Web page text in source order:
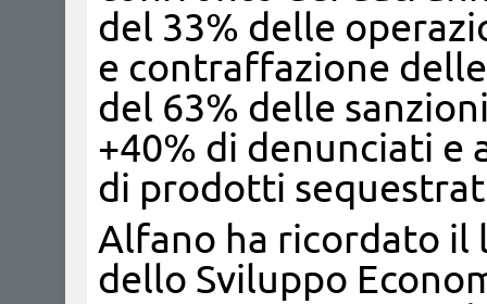
del 33% delle
e contraffazione
del 63% delle
+40% di denunciati e
di prodotti
Alfano ha ricordato il
dello Sviluppo